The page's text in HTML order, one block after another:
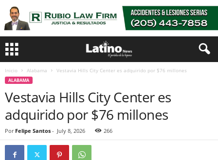
Inicio Alabama Vestavia Hills City Center es adquirido por $76 millones
ALABAMA
Vestavia Hills City Center es
adquirido por $76 millones
Por Felipe Santos - July 8, 2026 266